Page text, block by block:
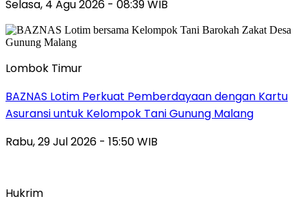
Selasa, 4 Agu 2026 - 08:39 WIB
Lombok Timur
BAZNAS Lotim Perkuat Pemberdayaan dengan Kartu
Asuransi untuk Kelompok Tani Gunung Malang
Rabu, 29 Jul 2026 - 15:50 WIB
Hukrim